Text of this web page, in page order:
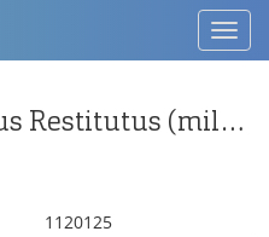
Grabstele für Aurelius Restitutus (miles cohortis VII praetoriae)
1120125